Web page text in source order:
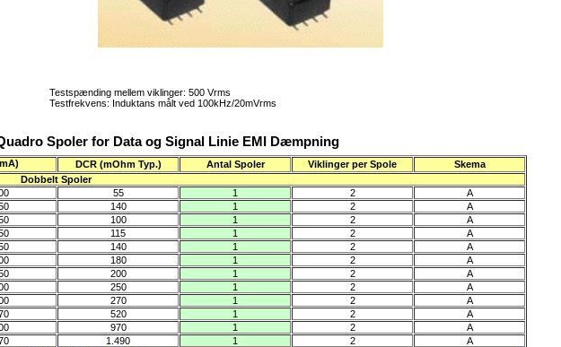
Testspænding mellem viklinger: 500 Vrms
Testfrekvens: Induktans målt ved 100kHz/20mVrms
Spoler for Data og Signal Linie EMI Dæmpning
DCR (mOhm Typ.) Antal Spoler Viklinger per Spole
Skema
Dobbelt Spoler
55 1 2
A
140 1 2
A
100 1 2
A
115 1 2
A
140 1 2
A
180 1 2
A
200 1 2
A
250 1 2
A
270 1 2
A
520 1 2
A
970 1 2
A
1.490 1 2
A